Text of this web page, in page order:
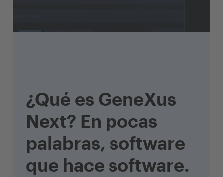
¿Qué es GeneXus
Next? En pocas
palabras, software
que hace software.